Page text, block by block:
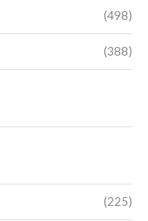
(498)
(388)
(225)